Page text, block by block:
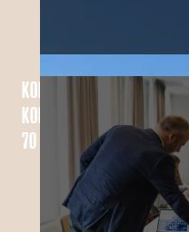
KOKOPÄIVÄN
KOKOUSPÄIVÄTARJOUS VAIN
70 €/HLÖ !